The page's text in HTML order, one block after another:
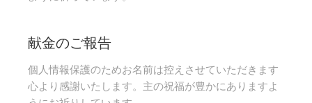
献金のご報告
個人情報保護のためお名前は控えさせていただきます
心より感謝いたします。主の祝福が豊かにありますよ